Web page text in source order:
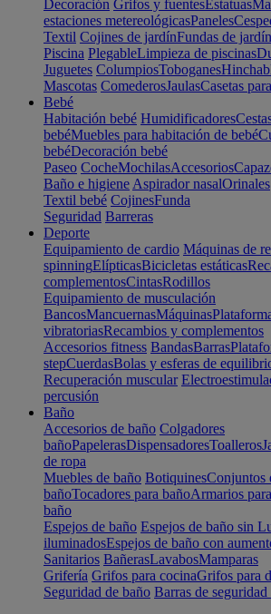
Decoración Grifos y fuentesEstatuas
estaciones metereológicasPaneles
Textil Cojines de jardínFundas de jardín
Piscina PlegableLimpieza de piscinas
Juguetes ColumpiosToboganes
Mascotas ComederosJaulasCasetas
Bebé
Habitación bebé Humidificadores
bebéMuebles para habitación de bebé
bebéDecoración bebé
Paseo CocheMochilasAccesorios
Baño e higiene Aspirador nasalOrinales
Textil bebé CojinesFunda
Seguridad Barreras
Deporte
Equipamiento de cardio Máquinas de
spinningElípticasBicicletas estáticas
complementosCintasRodillos
Equipamiento de musculación
BancosMancuernasMáquinas
vibratoriasRecambios y complementos
Accesorios fitness BandasBarras
stepCuerdasBolas y esferas de
Recuperación muscular
percusión
Baño
Accesorios de baño Colgadores
bañoPapelerasDispensadoresToalleros
de ropa
Muebles de baño BotiquinesConjuntos
bañoTocadores para bañoArmarios
baño
Espejos de baño Espejos de baño sin
iluminadosEspejos de baño con
Sanitarios BañerasLavabosMamparas
Grifería Grifos para cocinaGrifos para
Seguridad de baño Barras de seguridad